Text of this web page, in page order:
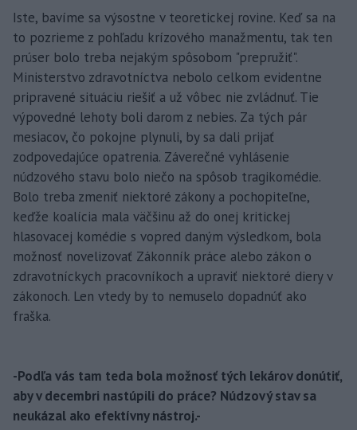
Iste, bavíme sa výsostne v teoretickej rovine. Keď sa na
to pozrieme z pohľadu krízového manažmentu, tak ten
prúser bolo treba nejakým spôsobom "prepružiť".
Ministerstvo zdravotníctva nebolo celkom evidentne
pripravené situáciu riešiť a už vôbec nie zvládnuť. Tie
výpovedné lehoty boli darom z nebies. Za tých pár
mesiacov, čo pokojne plynuli, by sa dali prijať
zodpovedajúce opatrenia. Záverečné vyhlásenie
núdzového stavu bolo niečo na spôsob tragikomédie.
Bolo treba zmeniť niektoré zákony a pochopiteľne,
keďže koalícia mala väčšinu až do onej kritickej
hlasovacej komédie s vopred daným výsledkom, bola
možnosť novelizovať Zákonník práce alebo zákon o
zdravotníckych pracovníkoch a upraviť niektoré diery v
zákonoch. Len vtedy by to nemuselo dopadnúť ako
fraška.
-Podľa vás tam teda bola možnosť tých lekárov donútiť,
aby v decembri nastúpili do práce? Núdzový stav sa
neukázal ako efektívny nástroj.-